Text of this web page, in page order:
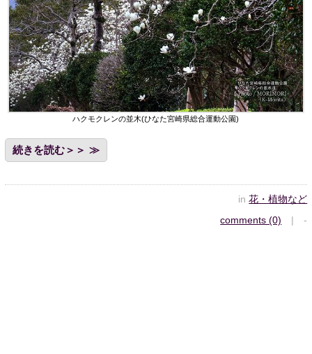
ハクモクレンの並木(ひなた宮崎県総合運動公園)
続きを読む＞＞
in花・植物など
comments (0) | -